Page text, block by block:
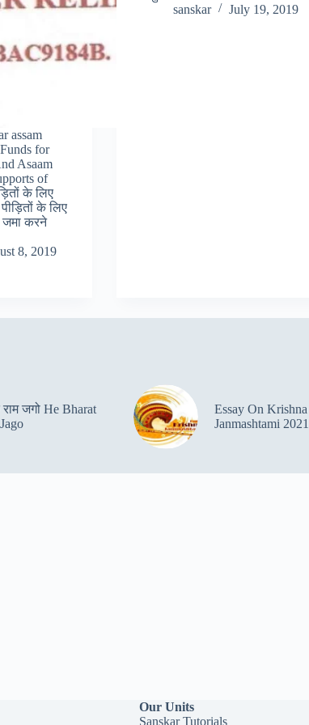
assam
for
Asaam
of
के लिए
के लिए
जमा करने
8, 2019
sanskar
July 19, 2019
जगो He Bharat
Essay On Krishna
Janmashtami 2021
Our Units
Sanskar Tutorials